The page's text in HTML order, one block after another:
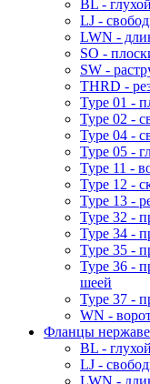
BL - глухой
LJ -
LWN -
SO -
SW -
THRD -
Type 01 -
Type 02 -
Type 04 -
Type 05 -
Type 11 -
Type 12 -
Type 13 -
Type 32 -
Type 34 -
Type 35 -
Type 36 -
шеей
Type 37 -
WN -
Фланцы
BL - глухой
LJ -
LWN -